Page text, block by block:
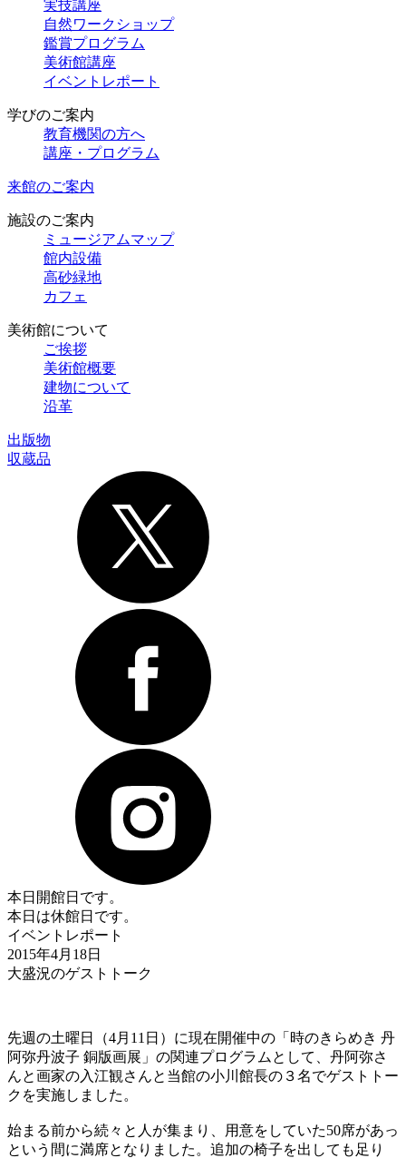
実技講座
自然ワークショップ
鑑賞プログラム
美術館講座
イベントレポート
学びのご案内
教育機関の方へ
講座・プログラム
来館のご案内
施設のご案内
ミュージアムマップ
館内設備
高砂緑地
カフェ
美術館について
ご挨拶
美術館概要
建物について
沿革
出版物
収蔵品
本日開館日です。
本日は休館日です。
イベントレポート
2015年4月18日
大盛況のゲストトーク
先週の土曜日（4月11日）に現在開催中の「時のきらめき 丹
阿弥丹波子 銅版画展」の関連プログラムとして、丹阿弥さ
んと画家の入江観さんと当館の小川館長の３名でゲストトー
クを実施しました。
始まる前から続々と人が集まり、用意をしていた50席があっ
という間に満席となりました。追加の椅子を出しても足り